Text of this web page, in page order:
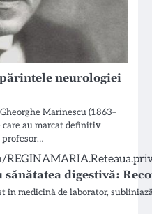
neurologiei
Marinescu (1863–
au marcat definitiv
profesor…
digestivă:
în medicină de laborator,